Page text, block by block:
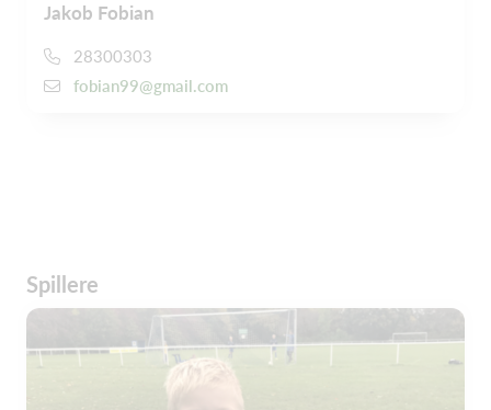
Jakob Fobian
28300303
fobian99@gmail.com
Spillere